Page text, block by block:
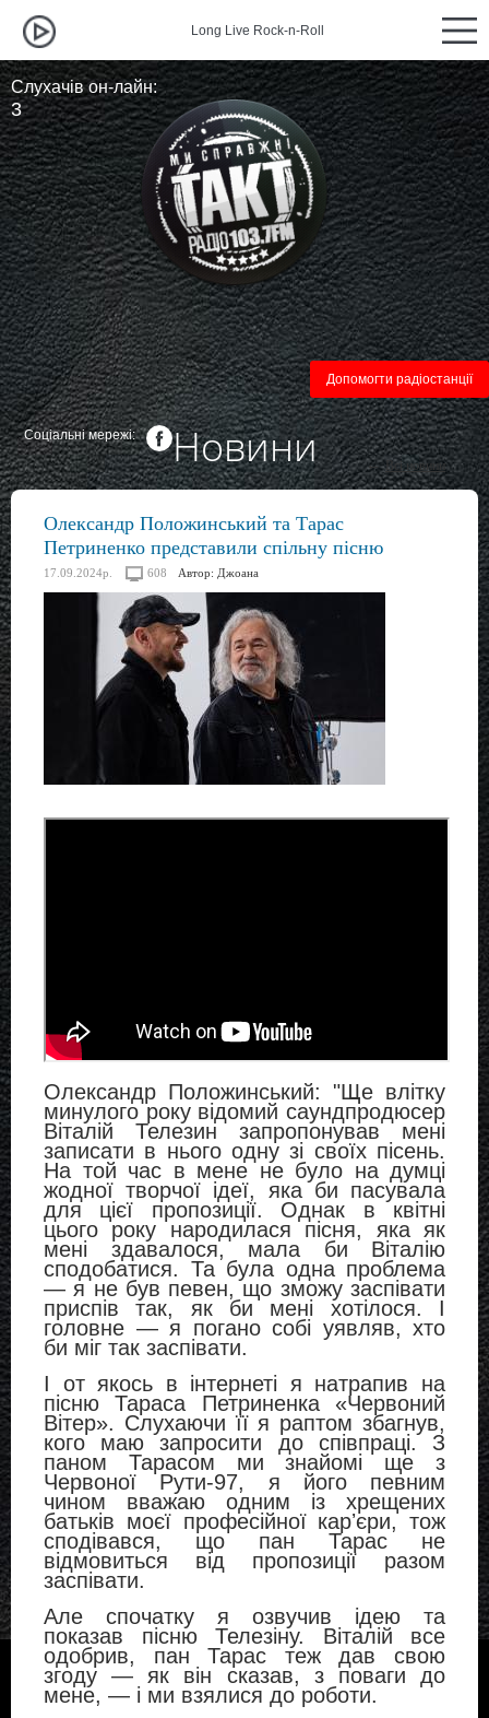
Слухачів он-лайн:
3
Long
Long Live Rock-n-Roll
Допомогти радіостанції
Соціальні мережі: Новини ←Всі новини
Олександр Положинський та Тарас
Петриненко представили спільну пісню
17.09.2024р. 608 Автор: Джоана
Олександр Положинський: "Ще влітку
минулого року відомий саундпродюсер
Віталій Телезин запропонував мені
записати в нього одну зі своїх пісень.
На той час в мене не було на думці
жодної творчої ідеї, яка би пасувала
для цієї пропозиції. Однак в квітні
цього року народилася пісня, яка як
мені здавалося, мала би Віталію
сподобатися. Та була одна проблема
— я не був певен, що зможу заспівати
приспів так, як би мені хотілося. І
головне — я погано собі уявляв, хто
би міг так заспівати.
І от якось в інтернеті я натрапив на
пісню Тараса Петриненка «Червоний
Вітер». Слухаючи її я раптом збагнув,
кого маю запросити до співпраці. З
паном Тарасом ми знайомі ще з
Червоної Рути-97, я його певним
чином вважаю одним із хрещених
батьків моєї професійної карʼєри, тож
сподівався, що пан Тарас не
відмовиться від пропозиції разом
заспівати.
Але спочатку я озвучив ідею та
показав пісню Телезіну. Віталій все
одобрив, пан Тарас теж дав свою
згоду — як він сказав, з поваги до
мене, — і ми взялися до роботи.